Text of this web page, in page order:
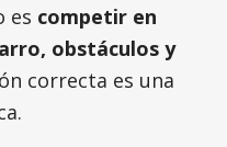
es competir en
obstáculos y
correcta es una